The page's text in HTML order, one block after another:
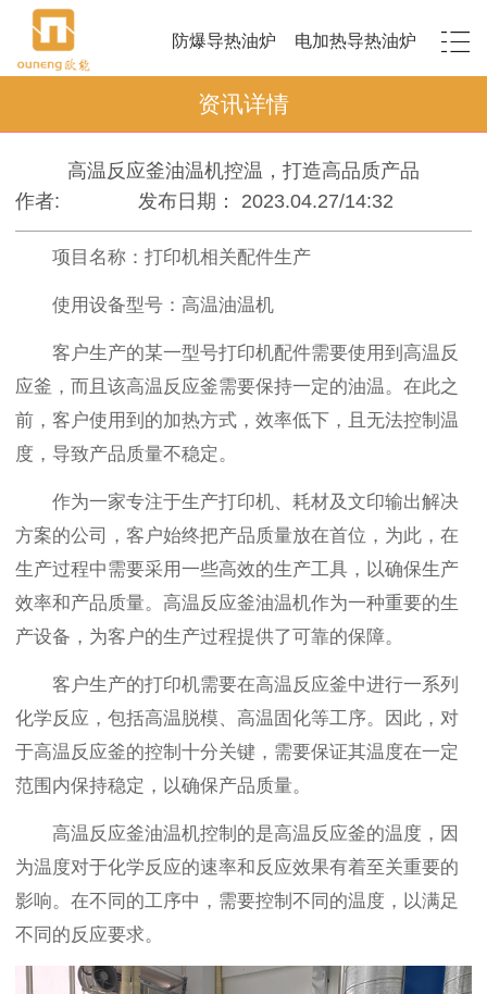
防爆导热油炉 电加热导热油炉
资讯详情
高温反应釜油温机控温，打造高品质产品
作者:
发布日期： 2023.04.27/14:32
项目名称：打印机相关配件生产
使用设备型号：高温油温机
客户生产的某一型号打印机配件需要使用到高温反
应釜，而且该高温反应釜需要保持一定的油温。在此之
前，客户使用到的加热方式，效率低下，且无法控制温
度，导致产品质量不稳定。
作为一家专注于生产打印机、耗材及文印输出解决
方案的公司，客户始终把产品质量放在首位，为此，在
生产过程中需要采用一些高效的生产工具，以确保生产
效率和产品质量。高温反应釜油温机作为一种重要的生
产设备，为客户的生产过程提供了可靠的保障。
客户生产的打印机需要在高温反应釜中进行一系列
化学反应，包括高温脱模、高温固化等工序。因此，对
于高温反应釜的控制十分关键，需要保证其温度在一定
范围内保持稳定，以确保产品质量。
高温反应釜油温机控制的是高温反应釜的温度，因
为温度对于化学反应的速率和反应效果有着至关重要的
影响。在不同的工序中，需要控制不同的温度，以满足
不同的反应要求。